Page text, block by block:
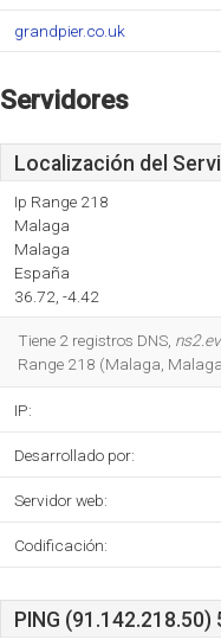
grandpier.co.uk
Servidores
Localización del
Ip Range 218
Malaga
Malaga
España
36.72, -4.42
Tiene 2 registros DNS,
Range 218 (Malaga,
IP:
Desarrollado por:
Servidor web:
Codificación:
PING